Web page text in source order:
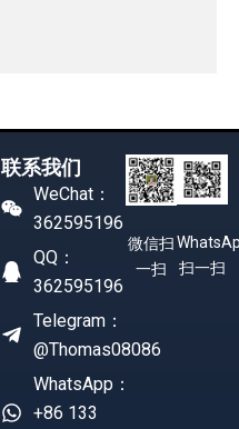
联系我们
WeChat：
362595196
QQ：
362595196
Telegram：
@Thomas08086
WhatsApp：
+86 133
微信扫
一扫
扫一扫